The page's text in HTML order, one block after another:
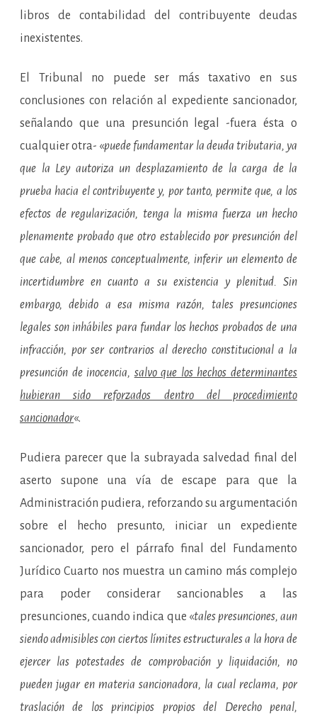
libros de contabilidad del contribuyente deudas
inexistentes.
El Tribunal no puede ser más taxativo en sus
conclusiones con relación al expediente sancionador,
señalando que una presunción legal -fuera ésta o
cualquier otra- «puede fundamentar la deuda tributaria, ya
que la Ley autoriza un desplazamiento de la carga de la
prueba hacia el contribuyente y, por tanto, permite que, a los
efectos de regularización, tenga la misma fuerza un hecho
plenamente probado que otro establecido por presunción del
que cabe, al menos conceptualmente, inferir un elemento de
incertidumbre en cuanto a su existencia y plenitud. Sin
embargo, debido a esa misma razón, tales presunciones
legales son inhábiles para fundar los hechos probados de una
infracción, por ser contrarios al derecho constitucional a la
presunción de inocencia, salvo que los hechos determinantes
hubieran sido reforzados dentro del procedimiento
sancionador«.
Pudiera parecer que la subrayada salvedad final del
aserto supone una vía de escape para que la
Administración pudiera, reforzando su argumentación
sobre el hecho presunto, iniciar un expediente
sancionador, pero el párrafo final del Fundamento
Jurídico Cuarto nos muestra un camino más complejo
para poder considerar sancionables a las
presunciones, cuando indica que «tales presunciones, aun
siendo admisibles con ciertos límites estructurales a la hora de
ejercer las potestades de comprobación y liquidación, no
pueden jugar en materia sancionadora, la cual reclama, por
traslación de los principios propios del Derecho penal,